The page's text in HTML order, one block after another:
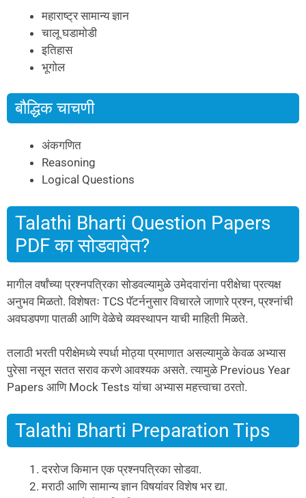
महाराष्ट्र सामान्य ज्ञान
चालू घडामोडी
इतिहास
भूगोल
बौद्धिक चाचणी
अंकगणित
Reasoning
Logical Questions
Talathi Bharti Question Papers
PDF का सोडवावेत?
मागील वर्षांच्या प्रश्नपत्रिका सोडवल्यामुळे उमेदवारांना परीक्षेचा प्रत्यक्ष
अनुभव मिळतो. विशेषतः TCS पॅटर्ननुसार विचारले जाणारे प्रश्न, प्रश्नांची
अवघडपणा पातळी आणि वेळेचे व्यवस्थापन याची माहिती मिळते.
तलाठी भरती परीक्षेमध्ये स्पर्धा मोठ्या प्रमाणात असल्यामुळे केवळ अभ्यास
पुरेसा नसून सतत सराव करणे आवश्यक असते. त्यामुळे Previous Year
Papers आणि Mock Tests यांचा अभ्यास महत्त्वाचा ठरतो.
Talathi Bharti Preparation Tips
दररोज किमान एक प्रश्नपत्रिका सोडवा.
मराठी आणि सामान्य ज्ञान विषयांवर विशेष भर द्या.